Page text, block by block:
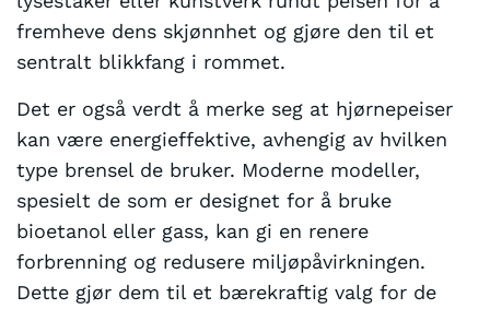
fremheve dens skjønnhet og gjøre den til et
sentralt blikkfang i rommet.
Det er også verdt å merke seg at hjørnepeiser
kan være energieffektive, avhengig av hvilken
type brensel de bruker. Moderne modeller,
spesielt de som er designet for å bruke
bioetanol eller gass, kan gi en renere
forbrenning og redusere miljøpåvirkningen.
Dette gjør dem til et bærekraftig valg for de